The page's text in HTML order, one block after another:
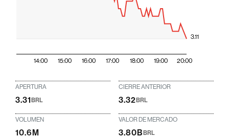
14:00 15:00 16:00 17:00 18:00 19:00 20:00
3.11
APERTURA
3.31BRL
CIERRE ANTERIOR
3.32BRL
VOLUMEN
10.6M
VALOR DE MERCADO
3.80BBRL